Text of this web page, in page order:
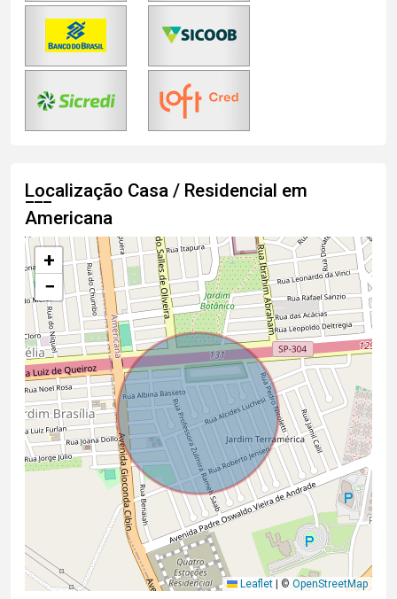
Localização Casa / Residencial em
Americana
+
−
Leaflet | © OpenStreetMap